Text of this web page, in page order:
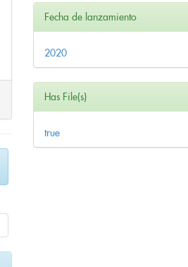
Fecha de lanzamiento
2020
Has File(s)
true